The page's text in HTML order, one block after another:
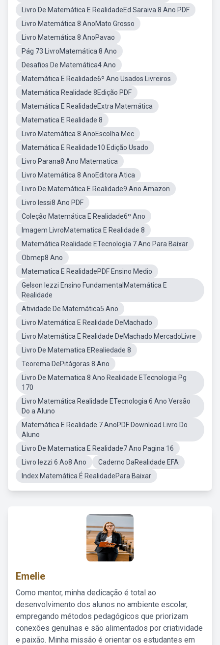
Livro De Matemática E RealidadeEd Saraiva 8 Ano PDF
Livro Matemática 8 AnoMato Grosso
Livro Matemática 8 AnoPavao
Pág 73 LivroMatemática 8 Ano
Desafios De Matemática4 Ano
Matemática E Realidade6º Ano Usados Livreiros
Matemática Realidade 8Edição PDF
Matemática E RealidadeExtra Matemática
Matematica E Realidade 8
Livro Matemática 8 AnoEscolha Mec
Matemática E Realidade10 Edição Usado
Livro Parana8 Ano Matematica
Livro Matemática 8 AnoEditora Atica
Livro De Matemática E Realidade9 Ano Amazon
Livro Iessi8 Ano PDF
Coleção Matemática E Realidade6º Ano
Imagem LivroMatematica E Realidade 8
Matemática Realidade ETecnologia 7 Ano Para Baixar
Obmep8 Ano
Matematica E RealidadePDF Ensino Medio
Gelson Iezzi Ensino FundamentalMatemática E
Realidade
Atividade De Matemática5 Ano
Livro Matemática E Realidade DeMachado
Livro Matemática E Realidade DeMachado MercadoLivre
Livro De Matematica ERealiedade 8
Teorema DePitágoras 8 Ano
Livro De Matematica 8 Ano Realidade ETecnologia Pg
170
Livro Matemática Realidade ETecnologia 6 Ano Versão
Do a Aluno
Matemática E Realidade 7 AnoPDF Download Livro Do
Aluno
Livro De Matematica E Realidade7 Ano Pagina 16
Livro Iezzi 6 Ao8 Ano
Caderno DaRealidade EFA
Index Matemática É RealidadePara Baixar
Emelie
Como mentor, minha dedicação é total ao
desenvolvimento dos alunos no ambiente escolar,
empregando métodos pedagógicos que priorizam
conexões genuínas e são alimentados por criatividade
e paixão. Minha missão é orientar os estudantes em